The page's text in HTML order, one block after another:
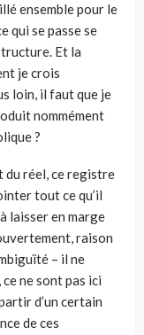
ensemble pour le
qui se passe se
Et la
je crois
loin, il faut que je
nommément
?
du réel, ce registre
tout ce qu’il
laisser en marge
raison
– il ne
ne sont pas ici
d’un certain
de ces